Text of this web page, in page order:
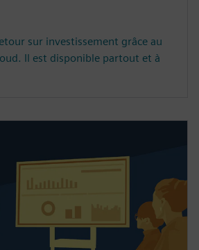
sur investissement grâce au
Il est disponible partout et à